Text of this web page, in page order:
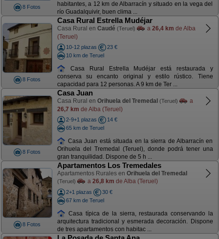
8 Fotos
habitantes, a 12 km de Albarracín y situado en la vega del
río Guadalquivir, buen clima ...
8 Fotos
Casa Rural Estrella Mudéjar
Casa Rural en Caudé (Teruel) a 26,4 km de Alba
(Teruel)
10-12 plazas
23 €
10 km de Teruel
Casa Rural Estrella Mudéjar está restaurada y
conserva su encanto original y estilo rústico. Tiene
capacidad para 12 personas. A 9 km de Ter ...
8 Fotos
Casa Juan
Casa Rural en Orihuela del Tremedal (Teruel)
a
26,7 km de Alba (Teruel)
2-9+1 plazas
14 €
65 km de Teruel
Casa Juan está situada en la sierra de Albarracín en
Orihuela del Tremedal (Teruel), donde podrá tener una
gran tranquilidad. Dispone de 5 h ...
8 Fotos
Apartamentos Los Tremedales
Apartamentos Rurales en Orihuela del Tremedal
(Teruel) a 26,8 km de Alba (Teruel)
2+1 plazas
30 €
67 km de Teruel
Casa típica de la sierra, restaurada conservando la
arquitectura tradicional y esmerada decoración. Dispone
de tres apartamentos con habitac ...